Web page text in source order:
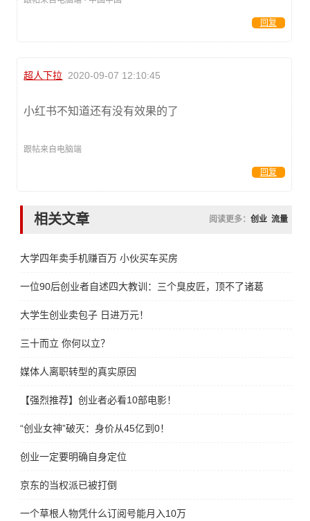
回复
超人下拉 2020-09-07 12:10:45
小红书不知道还有没有效果的了
跟帖来自电脑端
回复
相关文章 阅读更多： 创业 流量
大学四年卖手机赚百万 小伙买车买房
一位90后创业者自述四大教训：三个臭皮匠，顶不了诸葛亮
大学生创业卖包子 日进万元！
三十而立 你何以立？
媒体人离职转型的真实原因
【强烈推荐】创业者必看10部电影！
“创业女神”破灭：身价从45亿到0！
创业一定要明确自身定位
京东的当权派已被打倒
一个草根人物凭什么订阅号能月入10万